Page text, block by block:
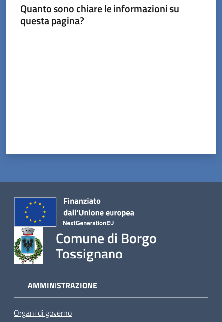
Quanto sono chiare le informazioni su
questa pagina?
Comune di Borgo
Tossignano
AMMINISTRAZIONE
Organi di governo